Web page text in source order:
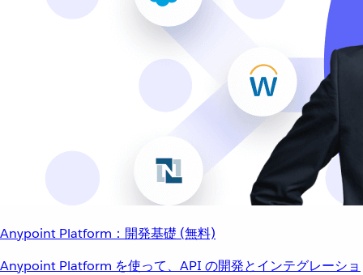
Anypoint Platform：開発基礎 (無料)
Anypoint Platform を使って、API の開発とインテグレーショ